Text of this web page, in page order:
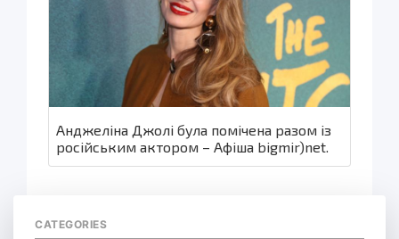
Анджеліна Джолі була помічена разом із
російським актором – Афіша bigmir)net.
CATEGORIES